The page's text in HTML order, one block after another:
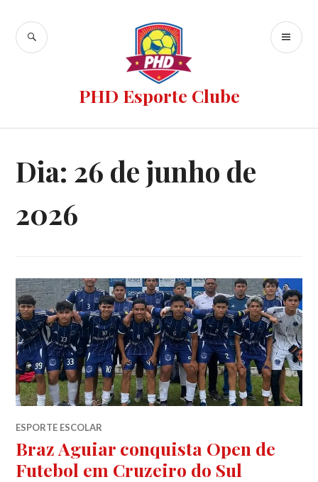
PHD Esporte Clube
Dia: 26 de junho de
2026
ESPORTE ESCOLAR
Braz Aguiar conquista Open de
Futebol em Cruzeiro do Sul